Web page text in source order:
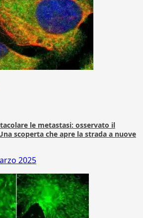
le metastasi: osservato il
scoperta che apre la strada a nuove
2025